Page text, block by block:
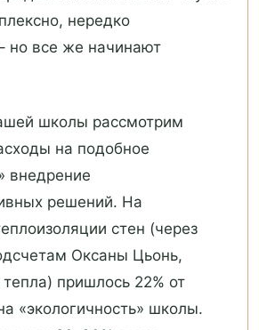
нередко
но все же начинают
школы рассмотрим
на подобное
внедрение
решений. На
стен (через
Оксаны Цьонь,
тепла) пришлось 22% от
«экологичность» школы.